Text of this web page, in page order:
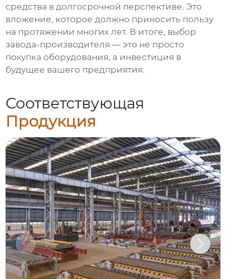
средства в долгосрочной перспективе. Это
вложение, которое должно приносить пользу
на протяжении многих лет. В итоге, выбор
завода-производителя — это не просто
покупка оборудования, а инвестиция в
будущее вашего предприятия.
Соответствующая
Продукция